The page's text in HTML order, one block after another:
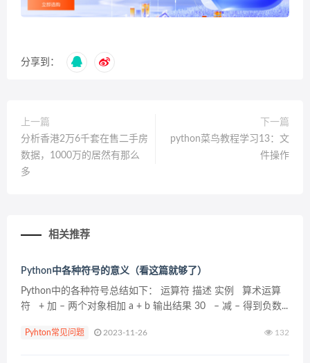
分享到：
上一篇
分析香港2万6千套在售二手房
数据，1000万的居然有那么
多
下一篇
python菜鸟教程学习13：文
件操作
相关推荐
Python中各种符号的意义（看这篇就够了）
Python中的各种符号总结如下： 运算符 描述 实例 算术运算
符 + 加 – 两个对象相加 a + b 输出结果 30 – 减 – 得到负数...
Pyhton常见问题 2023-11-26 132